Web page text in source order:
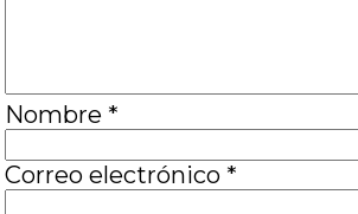
Nombre *
Correo electrónico *